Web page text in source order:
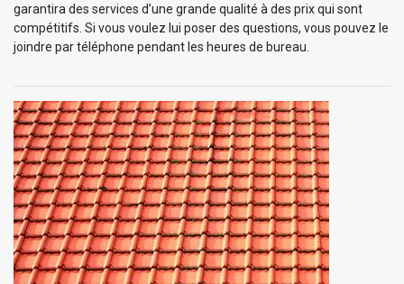
garantira des services d’une grande qualité à des prix qui sont
compétitifs. Si vous voulez lui poser des questions, vous pouvez le
joindre par téléphone pendant les heures de bureau.